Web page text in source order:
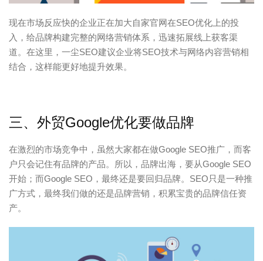
现在市场反应快的企业正在加大自家官网在SEO优化上的投
入，给品牌构建完整的网络营销体系，迅速拓展线上获客渠
道。在这里，一尘SEO建议企业将SEO技术与网络内容营销相
结合，这样能更好地提升效果。
三、外贸Google优化要做品牌
在激烈的市场竞争中，虽然大家都在做Google SEO推广，而客
户只会记住有品牌的产品。所以，品牌出海，要从Google SEO
开始；而Google SEO，最终还是要回归品牌。SEO只是一种推
广方式，最终我们做的还是品牌营销，积累宝贵的品牌信任资
产。